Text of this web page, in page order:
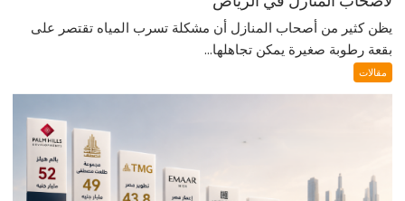
يظن كثير من أصحاب المنازل أن مشكلة تسرب المياه تقتصر على
بقعة رطوبة صغيرة يمكن تجاهلها...
مقالات